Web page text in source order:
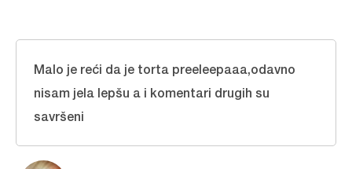
Malo je reći da je torta preeleepaaa,odavno
nisam jela lepšu a i komentari drugih su
savršeni